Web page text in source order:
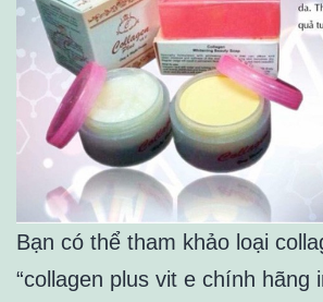
Bạn có thể tham khảo loại
“collagen plus vit e chính hãng